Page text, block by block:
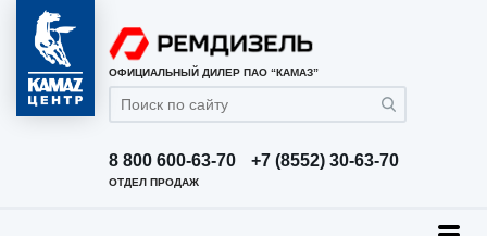
ОФИЦИАЛЬНЫЙ ДИЛЕР ПАО “КАМАЗ”
8 800 600-63-70 +7 (8552) 30-63-70
ОТДЕЛ ПРОДАЖ